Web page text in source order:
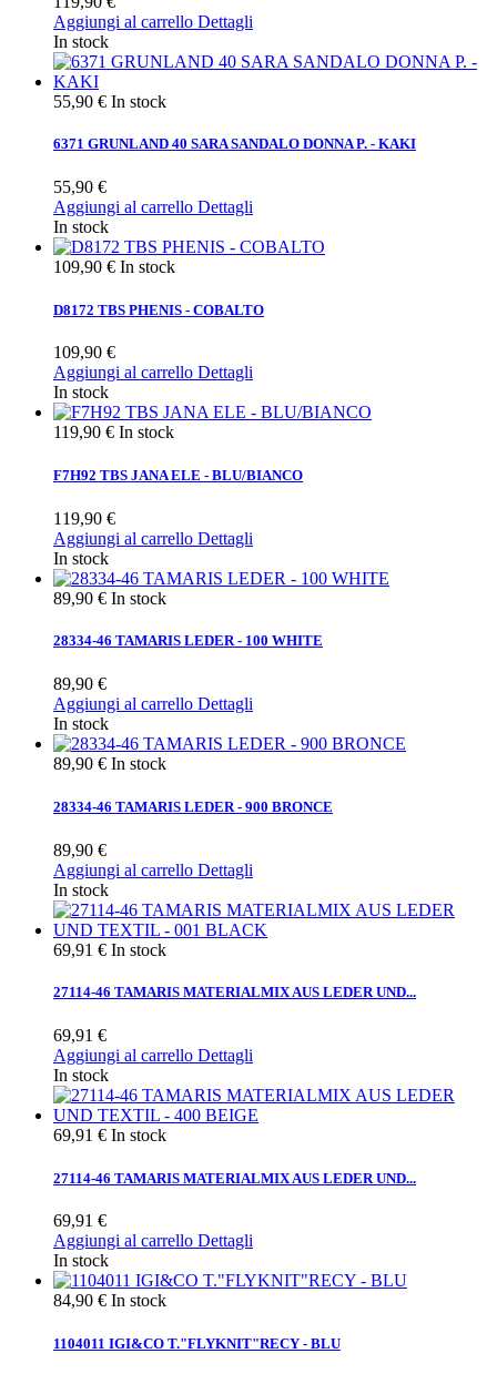
Aggiungi al carrello Dettagli
In stock
55,90 € In stock
6371 GRUNLAND 40 SARA SANDALO DONNA P. - KAKI
55,90 €
Aggiungi al carrello Dettagli
In stock
109,90 € In stock
D8172 TBS PHENIS - COBALTO
109,90 €
Aggiungi al carrello Dettagli
In stock
119,90 € In stock
F7H92 TBS JANA ELE - BLU/BIANCO
119,90 €
Aggiungi al carrello Dettagli
In stock
89,90 € In stock
28334-46 TAMARIS LEDER - 100 WHITE
89,90 €
Aggiungi al carrello Dettagli
In stock
89,90 € In stock
28334-46 TAMARIS LEDER - 900 BRONCE
89,90 €
Aggiungi al carrello Dettagli
In stock
69,91 € In stock
27114-46 TAMARIS MATERIALMIX AUS LEDER UND...
69,91 €
Aggiungi al carrello Dettagli
In stock
69,91 € In stock
27114-46 TAMARIS MATERIALMIX AUS LEDER UND...
69,91 €
Aggiungi al carrello Dettagli
In stock
84,90 € In stock
1104011 IGI&CO T."FLYKNIT"RECY - BLU